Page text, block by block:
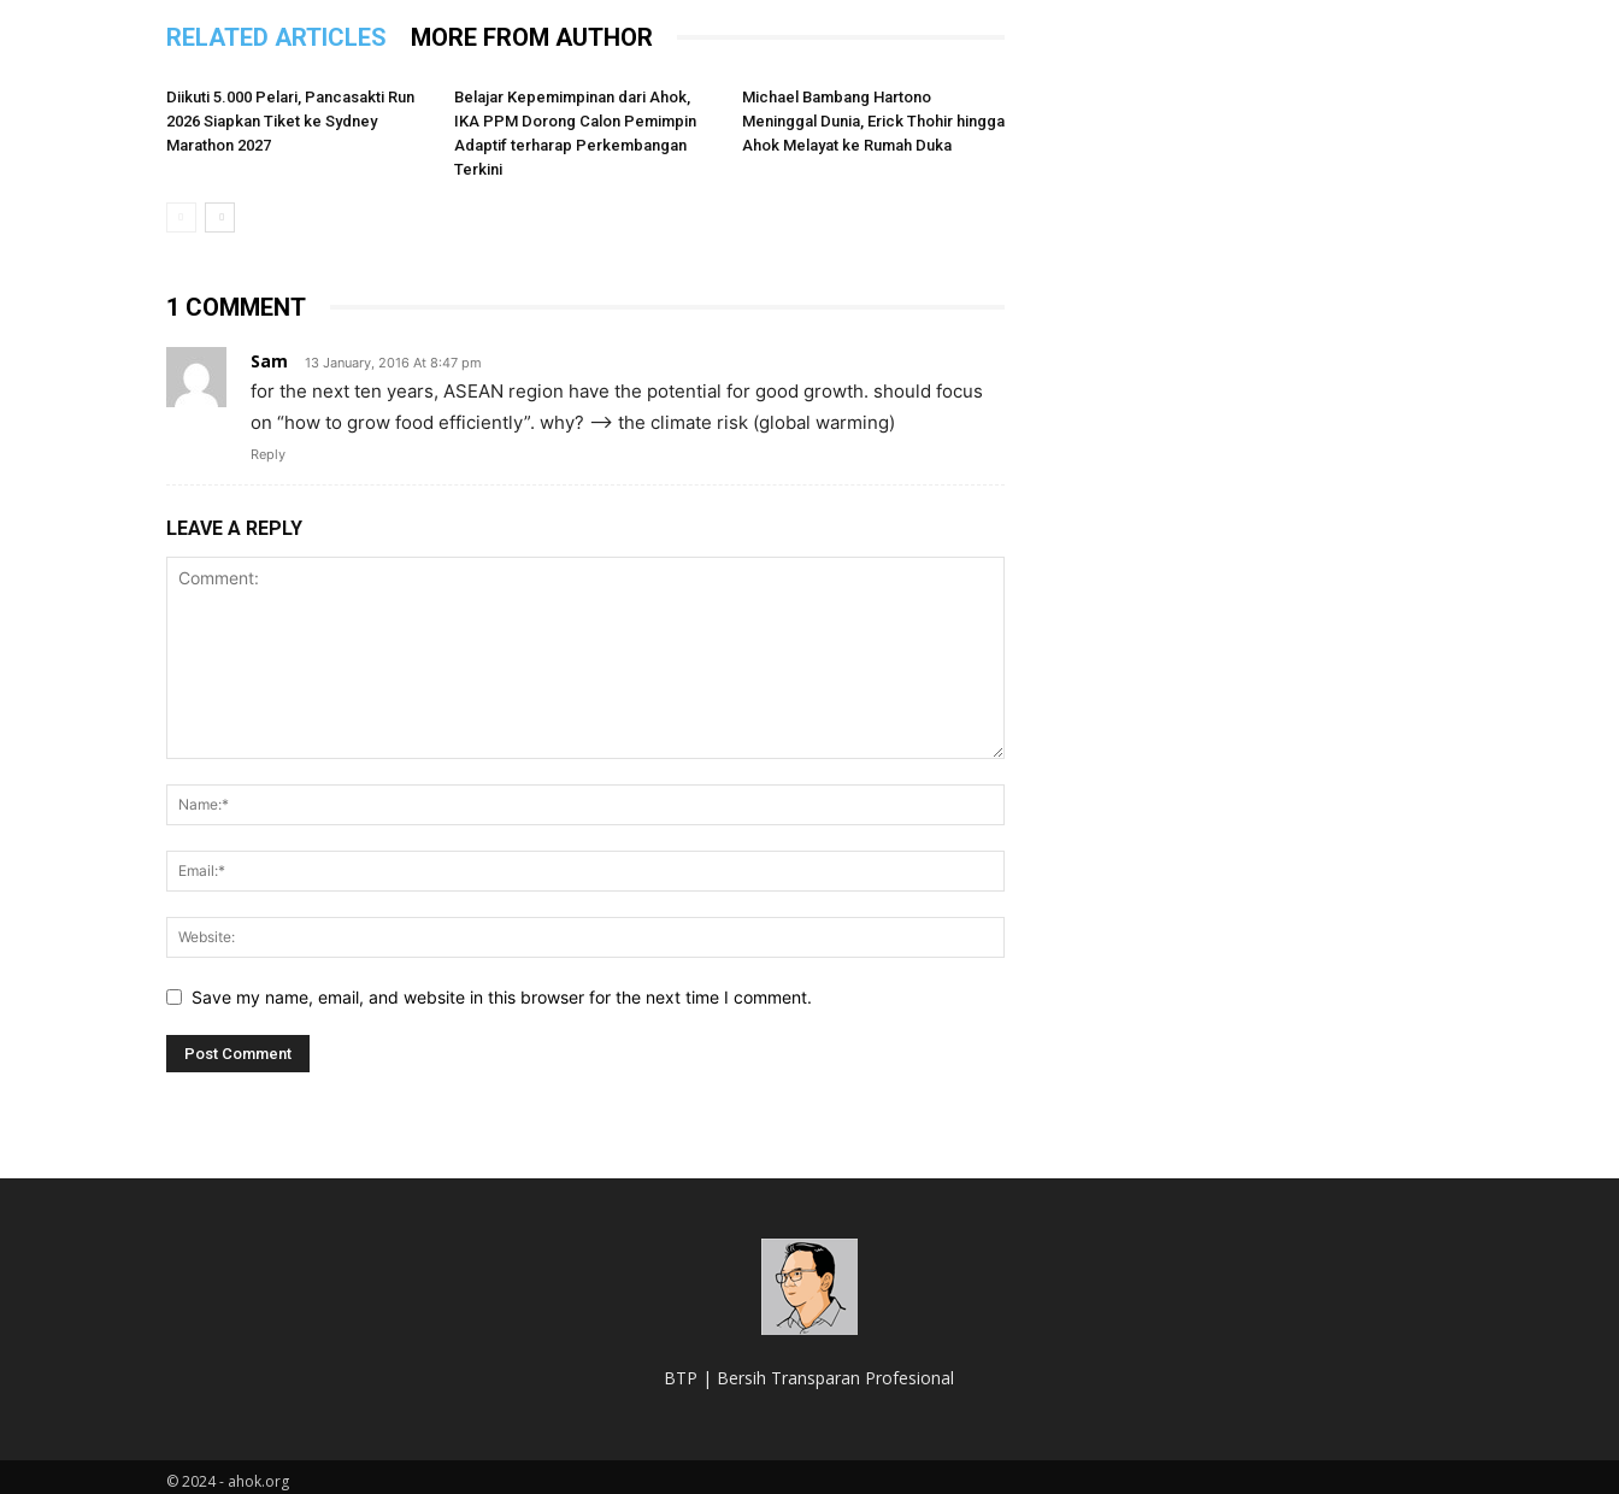
RELATED ARTICLES MORE FROM AUTHOR
Diikuti 5.000 Pelari, Pancasakti Run
2026 Siapkan Tiket ke Sydney
Marathon 2027
Belajar Kepemimpinan dari Ahok,
IKA PPM Dorong Calon Pemimpin
Adaptif terharap Perkembangan
Terkini
Michael Bambang Hartono
Meninggal Dunia, Erick Thohir hingga
Ahok Melayat ke Rumah Duka
1 COMMENT
Sam 13 January, 2016 At 8:47 pm
for the next ten years, ASEAN region have the potential for good growth. should focus
on “how to grow food efficiently”. why? —> the climate risk (global warming)
Reply
LEAVE A REPLY
Save my name, email, and website in this browser for the next time I comment.
BTP | Bersih Transparan Profesional
© 2024 - ahok.org